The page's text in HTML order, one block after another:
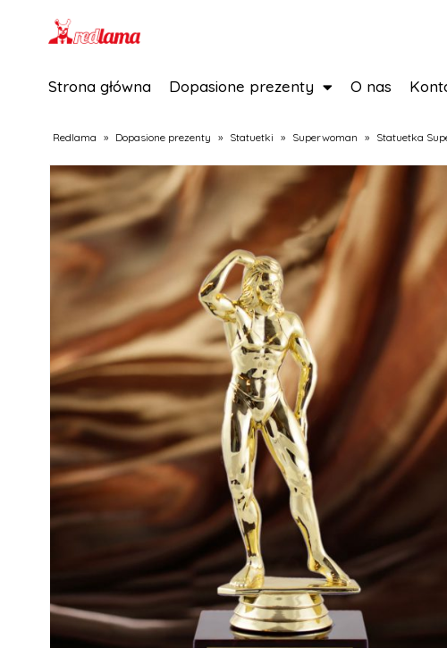
Strona główna Dopasione prezenty O nas
Redlama » Dopasione prezenty » Statuetki » Superwoman » Statuetka